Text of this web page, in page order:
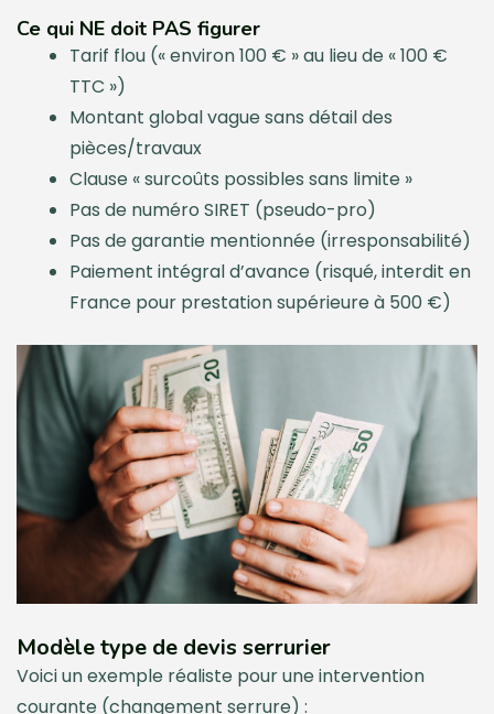
Ce qui NE doit PAS figurer
Tarif flou (« environ 100 € » au lieu de « 100 €
TTC »)
Montant global vague sans détail des
pièces/travaux
Clause « surcoûts possibles sans limite »
Pas de numéro SIRET (pseudo-pro)
Pas de garantie mentionnée (irresponsabilité)
Paiement intégral d’avance (risqué, interdit en
France pour prestation supérieure à 500 €)
Modèle type de devis serrurier
Voici un exemple réaliste pour une intervention
courante (changement serrure) :